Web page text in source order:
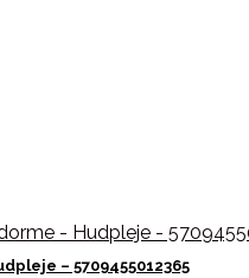
– 5709455012365